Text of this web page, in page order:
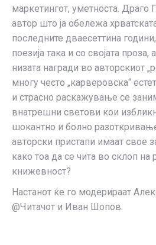
маркетингот, уметноста. Драго
автор што ја обележа
последните дваесеттина
поезија така и со својата
низата награди во авторскиот
многу често „карверовска“
и страсно раскажување се
внатрешни светови кои
шокантно и болно
авторски пристапи имаат свое
како тоа да се чита во склоп на
книжевност?
Настанот ќе го модерираат
@Читачот и Иван Шопов.